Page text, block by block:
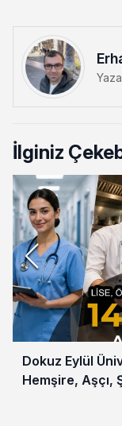
İlginiz
Dokuz Eylül
Hemşire, Aşçı,